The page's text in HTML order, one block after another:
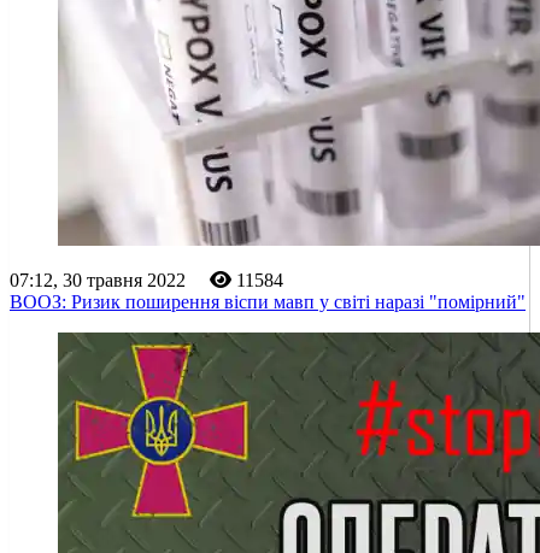
07:12, 30 травня 2022
11584
ВООЗ: Ризик поширення віспи мавп у світі наразі "помірний"